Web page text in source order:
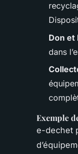
Don et
dans
Exemple
e-dechet